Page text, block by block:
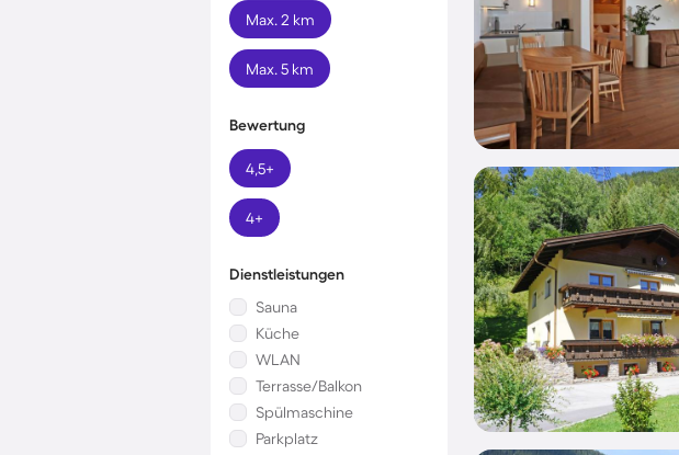
Max. 2 km
Max. 5 km
Bewertung
4,5+
4+
Dienstleistungen
Sauna
Küche
WLAN
Terrasse/Balkon
Spülmaschine
Parkplatz